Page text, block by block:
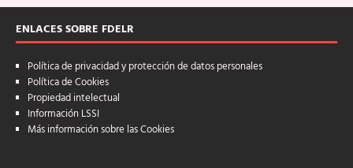
ENLACES SOBRE FDELR
Política de privacidad y protección de datos personales
Política de Cookies
Propiedad intelectual
Información LSSI
Más información sobre las Cookies